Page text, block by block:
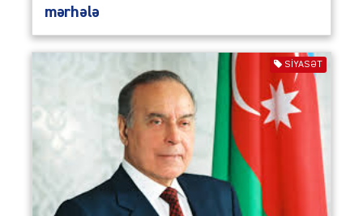
mərhələ
SIYASƏT